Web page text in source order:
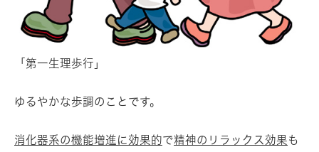
「第一生理歩行」
ゆるやかな歩調のことです。
消化器系の機能増進に効果的で精神のリラックス効果も